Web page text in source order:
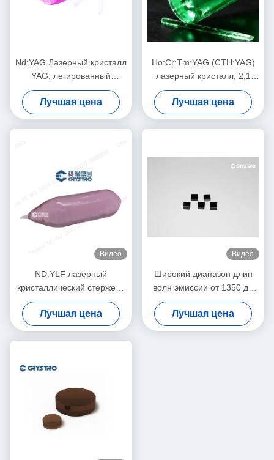
Nd:YAG Лазерный кристалл
YAG, легированный
неодимом, для мощных
твердотельных лазерных
систем
Лучшая цена
Ho:Cr:Tm:YAG (CTH:YAG)
лазерный кристалл, 2,1
мкм безопасный для глаз,
высокоэффективный
вспышка/диодный насос
Лучшая цена
Видео
ND:YLF лазерный
кристаллический стержень
используется на 1047 нм и
1053 нм
Лучшая цена
Видео
Широкий диапазон длин
волн эмиссии от 1350 до
1600 нм в кристаллическом
лазерном стержнем Cr4
YAG для различных
Лучшая цена